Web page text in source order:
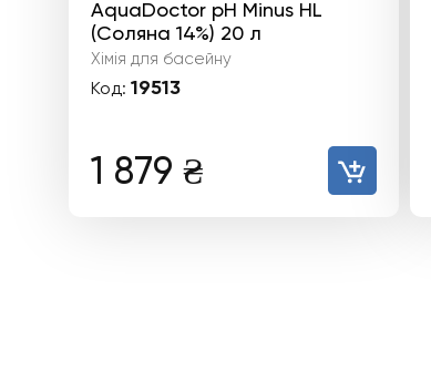
AquaDoctor pH Minus HL
(Соляна 14%) 20 л
Хімія для басейну
Код: 19513
1 879 ₴